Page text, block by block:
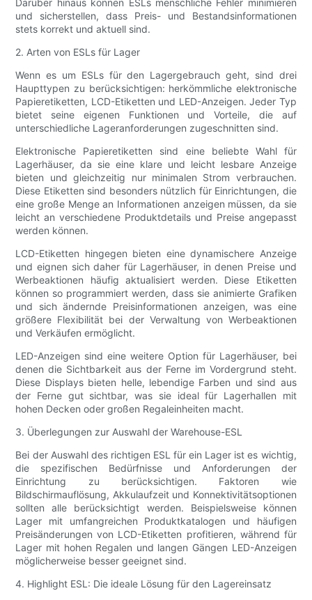
Darüber hinaus können ESLs menschliche Fehler minimieren
und sicherstellen, dass Preis- und Bestandsinformationen
stets korrekt und aktuell sind.
2. Arten von ESLs für Lager
Wenn es um ESLs für den Lagergebrauch geht, sind drei
Haupttypen zu berücksichtigen: herkömmliche elektronische
Papieretiketten, LCD-Etiketten und LED-Anzeigen. Jeder Typ
bietet seine eigenen Funktionen und Vorteile, die auf
unterschiedliche Lageranforderungen zugeschnitten sind.
Elektronische Papieretiketten sind eine beliebte Wahl für
Lagerhäuser, da sie eine klare und leicht lesbare Anzeige
bieten und gleichzeitig nur minimalen Strom verbrauchen.
Diese Etiketten sind besonders nützlich für Einrichtungen, die
eine große Menge an Informationen anzeigen müssen, da sie
leicht an verschiedene Produktdetails und Preise angepasst
werden können.
LCD-Etiketten hingegen bieten eine dynamischere Anzeige
und eignen sich daher für Lagerhäuser, in denen Preise und
Werbeaktionen häufig aktualisiert werden. Diese Etiketten
können so programmiert werden, dass sie animierte Grafiken
und sich ändernde Preisinformationen anzeigen, was eine
größere Flexibilität bei der Verwaltung von Werbeaktionen
und Verkäufen ermöglicht.
LED-Anzeigen sind eine weitere Option für Lagerhäuser, bei
denen die Sichtbarkeit aus der Ferne im Vordergrund steht.
Diese Displays bieten helle, lebendige Farben und sind aus
der Ferne gut sichtbar, was sie ideal für Lagerhallen mit
hohen Decken oder großen Regaleinheiten macht.
3. Überlegungen zur Auswahl der Warehouse-ESL
Bei der Auswahl des richtigen ESL für ein Lager ist es wichtig,
die spezifischen Bedürfnisse und Anforderungen der
Einrichtung zu berücksichtigen. Faktoren wie
Bildschirmauflösung, Akkulaufzeit und Konnektivitätsoptionen
sollten alle berücksichtigt werden. Beispielsweise können
Lager mit umfangreichen Produktkatalogen und häufigen
Preisänderungen von LCD-Etiketten profitieren, während für
Lager mit hohen Regalen und langen Gängen LED-Anzeigen
möglicherweise besser geeignet sind.
4. Highlight ESL: Die ideale Lösung für den Lagereinsatz